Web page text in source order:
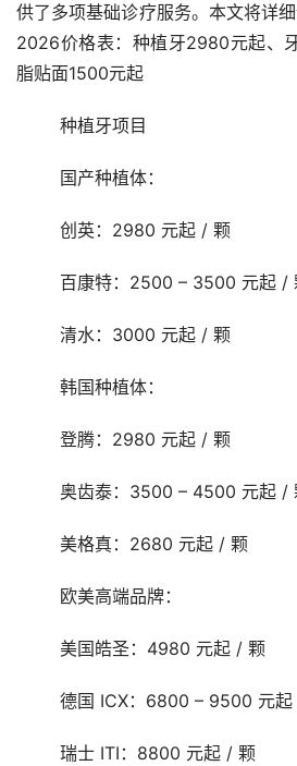
供了多项基础诊疗服务。本文将详
2026价格表：种植牙2980元起、
脂贴面1500元起
	种植牙项目
	国产种植体：
	创英：2980 元起 / 颗
百康特：2500 – 3500 元起 /
	清水：3000 元起 / 颗
	韩国种植体：
	登腾：2980 元起 / 颗
奥齿泰：3500 – 4500 元起 /
	美格真：2680 元起 / 颗
	欧美高端品牌：
	美国皓圣：4980 元起 / 颗
德国 ICX：6800 – 9500 元起
	瑞士 ITI：8800 元起 / 颗